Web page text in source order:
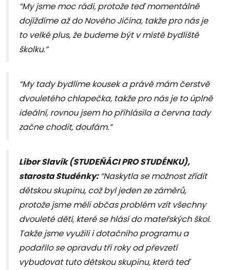
“My jsme moc rádi, protože teď momentálně
dojíždíme až do Nového Jičína, takže pro nás je
to velké plus, že budeme být v místě bydliště
školku.”
“My tady bydlíme kousek a právě mám čerstvě
dvouletého chlapečka, takže pro nás je to úplně
ideální, rovnou jsem ho přihlásila a června tady
začne chodit, doufám.”
Libor Slavík (STUDEŇÁCI PRO STUDÉNKU),
starosta Studénky:“Naskytla se možnost zřídit
dětskou skupinu, což byl jeden ze záměrů,
protože jsme měli občas problém vzít všechny
dvouleté děti, které se hlásí do mateřských škol.
Takže jsme využili i dotačního programu a
podařilo se opravdu tři roky od převzetí
vybudovat tuto dětskou skupinu, která teď